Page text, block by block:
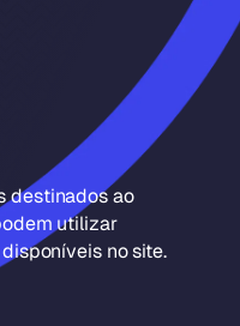
destinados ao
utilizar
no site.